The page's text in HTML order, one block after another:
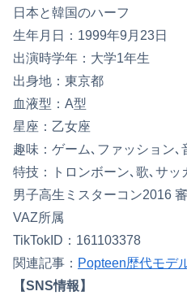
日本と韓国のハーフ
生年月日：1999年9月23日
出演時学年：大学1年生
出身地：東京都
血液型：A型
星座：乙女座
趣味：ゲーム､ファッション､
特技：トロンボーン､歌､サッ
男子高生ミスターコン2016
VAZ所属
TikTokID：161103378
関連記事： Popteen歴代モデ
【SNS情報】